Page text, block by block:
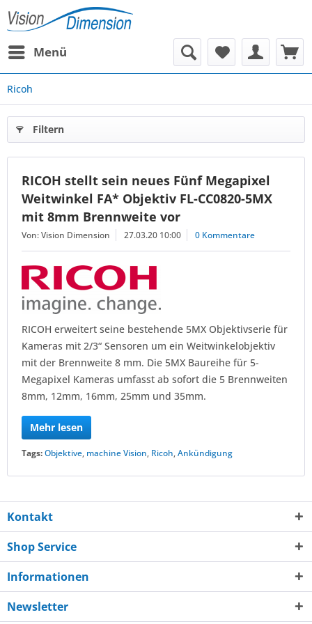
Menü
Ricoh
Filtern
RICOH stellt sein neues Fünf Megapixel
Weitwinkel FA* Objektiv FL-CC0820-5MX
mit 8mm Brennweite vor
Von: Vision Dimension 27.03.20 10:00 0 Kommentare
RICOH erweitert seine bestehende 5MX Objektivserie für
Kameras mit 2/3“ Sensoren um ein Weitwinkelobjektiv
mit der Brennweite 8 mm. Die 5MX Baureihe für 5-
Megapixel Kameras umfasst ab sofort die 5 Brennweiten
8mm, 12mm, 16mm, 25mm und 35mm.
Mehr lesen
Tags:Objektive, machine Vision, Ricoh,Ankündigung
Kontakt
Shop Service
Informationen
Newsletter